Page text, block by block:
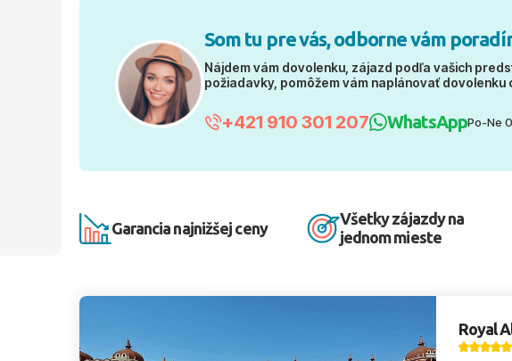
Som tu pre vás, odborne vám
Nájdem vám dovolenku, zájazd podľa vašich
požiadavky, pomôžem vám naplánovať dovolenku
+421 910 301 207 WhatsAppPo-Ne
Garancia najnižšej ceny
Všetky zájazdy na
jednom mieste
Royal